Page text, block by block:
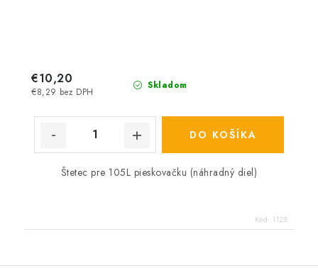
Skladom
€8,29 bez DPH
€10,20
DO KOŠÍKA
Štetec pre 105L pieskovačku (náhradný diel)
Kód: 1125